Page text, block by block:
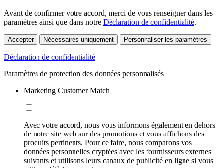
Avant de confirmer votre accord, merci de vous renseigner dans les
paramètres ainsi que dans notre Déclaration de confidentialité.
Accepter Nécessaires uniquement Personnaliser les paramètres
Déclaration de confidentialité
Paramètres de protection des données personnalisés
Marketing Customer Match
Avec votre accord, nous vous informons également en dehors
de notre site web sur des promotions et vous affichons des
produits pertinents. Pour ce faire, nous comparons vos
données personnelles cryptées avec les fournisseurs externes
suivants et utilisons leurs canaux de publicité en ligne si vous